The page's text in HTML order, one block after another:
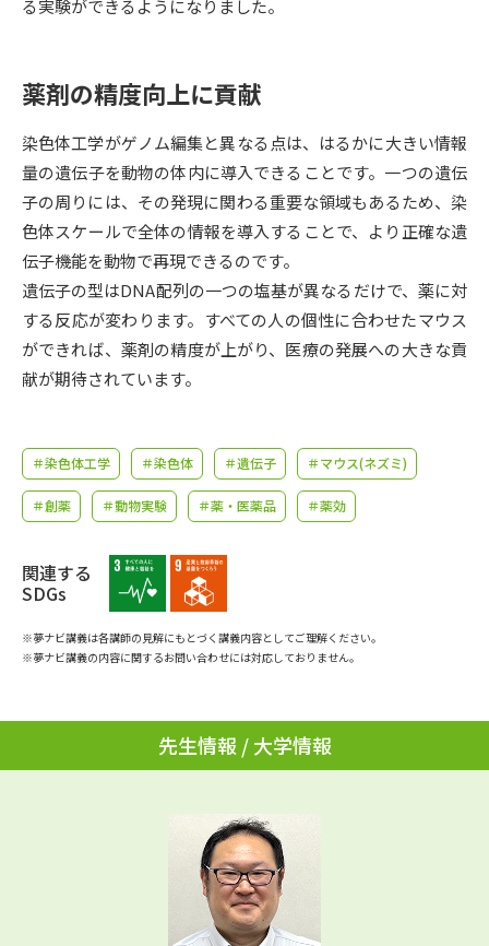
併願校選び 受験スケジュールを立てよう
先輩が入学を決めた理由 テレメール全国一斉進学調査
新生活お役立ちガイド
学問発見 学問検索
学問のミニ講義「夢ナビ講義」 学問分野解説
学問の教科書 夢ナビライブ
ユーザーサポート
Ｑ＆Ａ よくあるご質問 大学進学IDについて
お支払いサイト
訂正のご案内
る実験ができるようになりました。
薬剤の精度向上に貢献
染色体工学がゲノム編集と異なる点は、はるかに大きい情報
量の遺伝子を動物の体内に導入できることです。一つの遺伝
子の周りには、その発現に関わる重要な領域もあるため、染
色体スケールで全体の情報を導入することで、より正確な遺
伝子機能を動物で再現できるのです。
遺伝子の型はDNA配列の一つの塩基が異なるだけで、薬に対
する反応が変わります。すべての人の個性に合わせたマウス
ができれば、薬剤の精度が上がり、医療の発展への大きな貢
献が期待されています。
＃染色体工学 ＃染色体 ＃遺伝子 ＃マウス(ネズミ)
＃創薬 ＃動物実験 ＃薬・医薬品 ＃薬効
関連する
SDGs
※夢ナビ講義は各講師の見解にもとづく講義内容としてご理解ください。
※夢ナビ講義の内容に関するお問い合わせには対応しておりません。
先生情報 / 大学情報